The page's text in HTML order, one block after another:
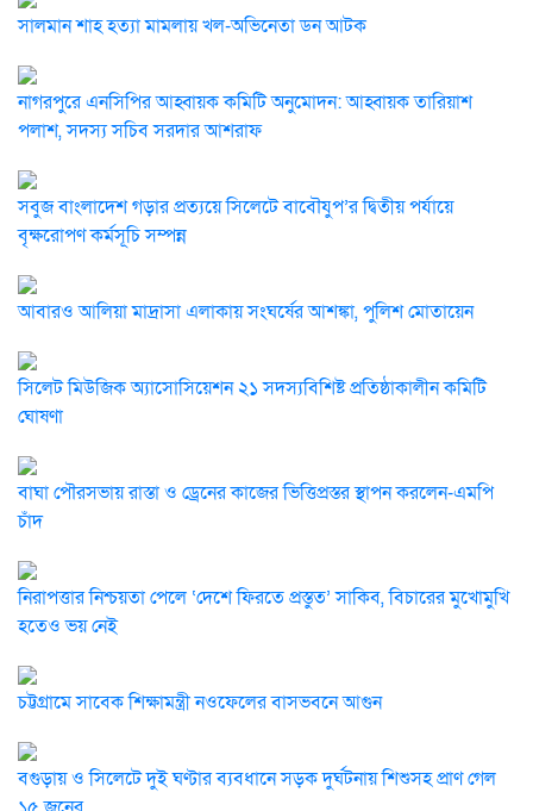
সালমান শাহ হত্যা মামলায় খল-অভিনেতা ডন আটক
নাগরপুরে এনসিপির আহ্বায়ক কমিটি অনুমোদন: আহ্বায়ক তারিয়াশ
পলাশ, সদস্য সচিব সরদার আশরাফ
সবুজ বাংলাদেশ গড়ার প্রত্যয়ে সিলেটে বাবৌযুপ’র দ্বিতীয় পর্যায়ে
বৃক্ষরোপণ কর্মসূচি সম্পন্ন
আবারও আলিয়া মাদ্রাসা এলাকায় সংঘর্ষের আশঙ্কা, পুলিশ মোতায়েন
সিলেট মিউজিক অ্যাসোসিয়েশন ২১ সদস্যবিশিষ্ট প্রতিষ্ঠাকালীন কমিটি
ঘোষণা
বাঘা পৌরসভায় রাস্তা ও ড্রেনের কাজের ভিত্তিপ্রস্তর স্থাপন করলেন-এমপি
চাঁদ
নিরাপত্তার নিশ্চয়তা পেলে ‘দেশে ফিরতে প্রস্তুত’ সাকিব, বিচারের মুখোমুখি
হতেও ভয় নেই
চট্টগ্রামে সাবেক শিক্ষামন্ত্রী নওফেলের বাসভবনে আগুন
বগুড়ায় ও সিলেটে দুই ঘণ্টার ব্যবধানে সড়ক দুর্ঘটনায় শিশুসহ প্রাণ গেল